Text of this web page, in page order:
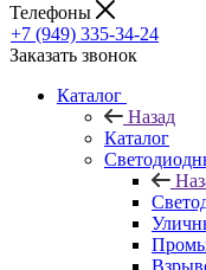
Телефоны
+7 (949) 335-34-24
Заказать звонок
Каталог
Назад
Каталог